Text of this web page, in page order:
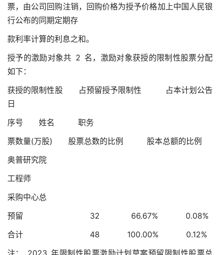
票，由公司回购注销，回购价格为授予价格加上中国人民银
行公布的同期定期存
款利率计算的利息之和。
授予的激励对象共 2 名，激励对象获授的限制性股票分配
如下：
获授的限制性股 占预留授予限制性 占本计划公告
日
序号 姓名 职务
票数量(万股) 股票总数的比例 股本总额的比例
奥普研究院
工程师
采购中心总
预留 32 66.67% 0.08%
合计 48 100.00% 0.12%